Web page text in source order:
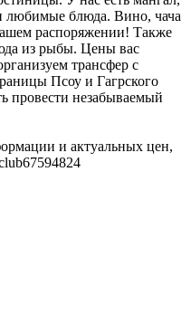
любимые блюда. Вино, чача
распоряжении! Также
из рыбы. Цены вас
трансфер с
Псоу и Гагрского
провести незабываемый
и актуальных цен,